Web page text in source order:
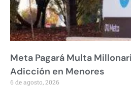
Meta Pagará Multa
Adicción en Menores
6 de agosto, 2026